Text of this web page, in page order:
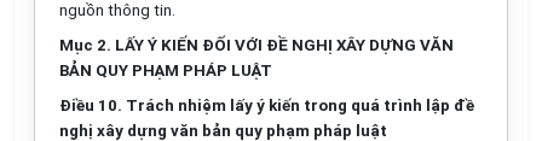
nguồn thông tin.
Mục 2. LẤY Ý KIẾN ĐỐI VỚI ĐỀ NGHỊ XÂY DỰNG VĂN
BẢN QUY PHẠM PHÁP LUẬT
Điều 10. Trách nhiệm lấy ý kiến trong quá trình lập đề
nghị xây dựng văn bản quy phạm pháp luật